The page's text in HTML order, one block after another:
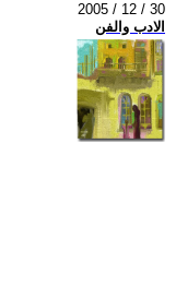
2005 / 12 / 30
الادب والفن